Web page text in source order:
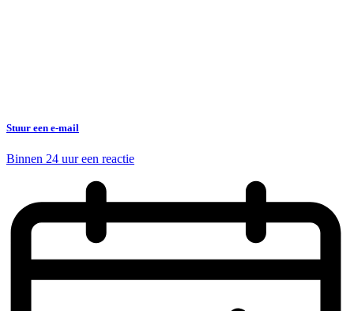
Stuur een e-mail
Binnen 24 uur een reactie